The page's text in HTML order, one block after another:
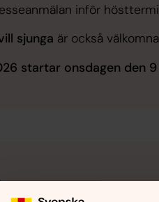
inför
sjunga är också
startar onsdagen den